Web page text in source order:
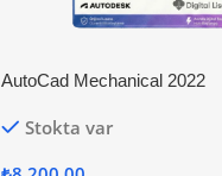
AutoCad Mechanical 2022
Stokta var